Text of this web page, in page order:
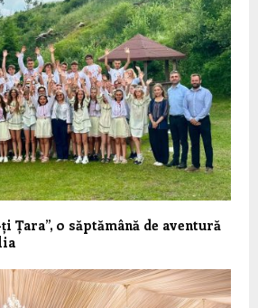
Țara”, o săptămână de aventură